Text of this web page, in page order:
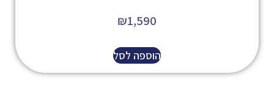
₪1,590
הוספה לסל